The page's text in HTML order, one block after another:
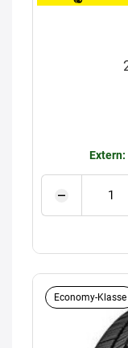
Economy-Klasse